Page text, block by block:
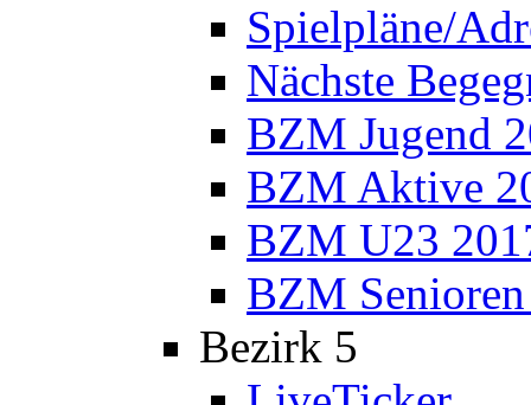
Spielpläne/
Nächste
BZM Jugend
BZM Aktive
BZM U23
BZM
Bezirk 5